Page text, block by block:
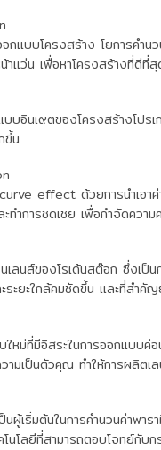
อกแบบโครงสร้าง โยการค
น้าแว่น เพื่อหาโครงสร้างที่ดี
บบอินเ๙ตของโครงสร้างโป
ขึ้น
effect ด้วยการนำเอา
การชดเชย เพื่อกำจัดความ
นเลนส์ของโรเด้นสต๊อก ซึ่งเ
ระยะใกล้คมชัดขึ้น และที่สำ
ใหม่ที่มีอิสระในการออกแบบ
ามเป็นตัวคุณ ทำให้การผลิต
ผู้เริ่มต้นในการคำนวนค่าพา
นโลยีที่สามารถตอบโจทย์กับ